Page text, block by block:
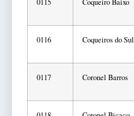
0115 Coqueiro Baixo
0116 Coqueiros do Sul
0117 Coronel Barros